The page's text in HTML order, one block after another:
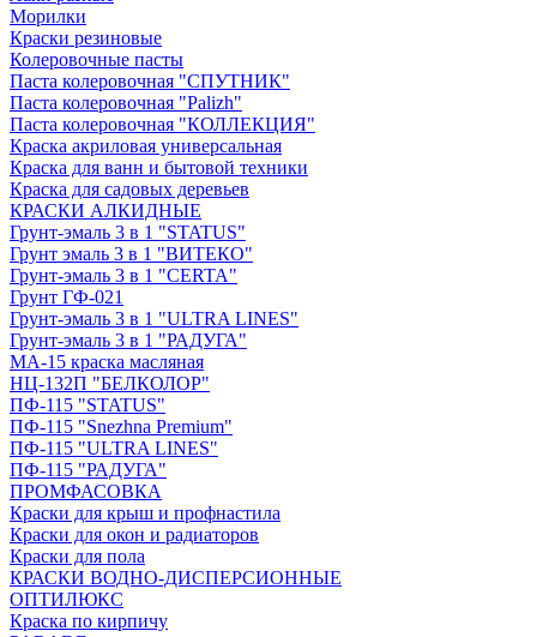
Морилки
Краски резиновые
Колеровочные пасты
Паста колеровочная "СПУТНИК"
Паста колеровочная "Palizh"
Паста колеровочная "КОЛЛЕКЦИЯ"
Краска акриловая универсальная
Краска для ванн и бытовой техники
Краска для садовых деревьев
КРАСКИ АЛКИДНЫЕ
Грунт-эмаль 3 в 1 "STATUS"
Грунт эмаль 3 в 1 "ВИТЕКО"
Грунт-эмаль 3 в 1 "CERTA"
Грунт ГФ-021
Грунт-эмаль 3 в 1 "ULTRA LINES"
Грунт-эмаль 3 в 1 "РАДУГА"
МА-15 краска масляная
НЦ-132П "БЕЛКОЛОР"
ПФ-115 "STATUS"
ПФ-115 "Snezhna Premium"
ПФ-115 "ULTRA LINES"
ПФ-115 "РАДУГА"
ПРОМФАСОВКА
Краски для крыш и профнастила
Краски для окон и радиаторов
Краски для пола
КРАСКИ ВОДНО-ДИСПЕРСИОННЫЕ
ОПТИЛЮКС
Краска по кирпичу